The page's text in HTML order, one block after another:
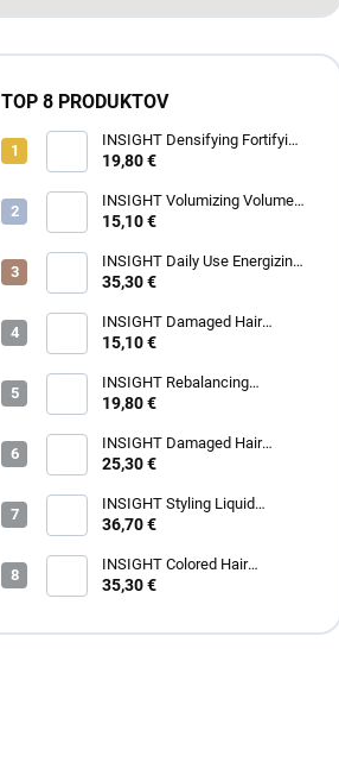
TOP 8 PRODUKTOV
INSIGHT Densifying Fortifying
Shampoo 350 ml
19,80 €
INSIGHT Volumizing Volume
Up Shampoo 350 ml
15,10 €
INSIGHT Daily Use Energizing
Shampoo 900 ml
35,30 €
INSIGHT Damaged Hair
Restructurizing Shampoo 350
15,10 €
INSIGHT Rebalancing
Rebalancing Shampoo 350 ml
19,80 €
INSIGHT Damaged Hair
Restructurizing Hair Mask 400
25,30 €
INSIGHT Styling Liquid
Crystals 100 ml
36,70 €
INSIGHT Colored Hair
Protective Shampoo 900 ml
35,30 €